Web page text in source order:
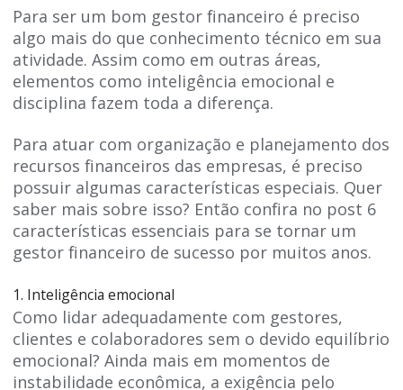
Para ser um bom gestor financeiro é preciso
algo mais do que conhecimento técnico em sua
atividade. Assim como em outras áreas,
elementos como inteligência emocional e
disciplina fazem toda a diferença.
Para atuar com organização e planejamento dos
recursos financeiros das empresas, é preciso
possuir algumas características especiais. Quer
saber mais sobre isso? Então confira no post 6
características essenciais para se tornar um
gestor financeiro de sucesso por muitos anos.
1. Inteligência emocional
Como lidar adequadamente com gestores,
clientes e colaboradores sem o devido equilíbrio
emocional? Ainda mais em momentos de
instabilidade econômica, a exigência pelo